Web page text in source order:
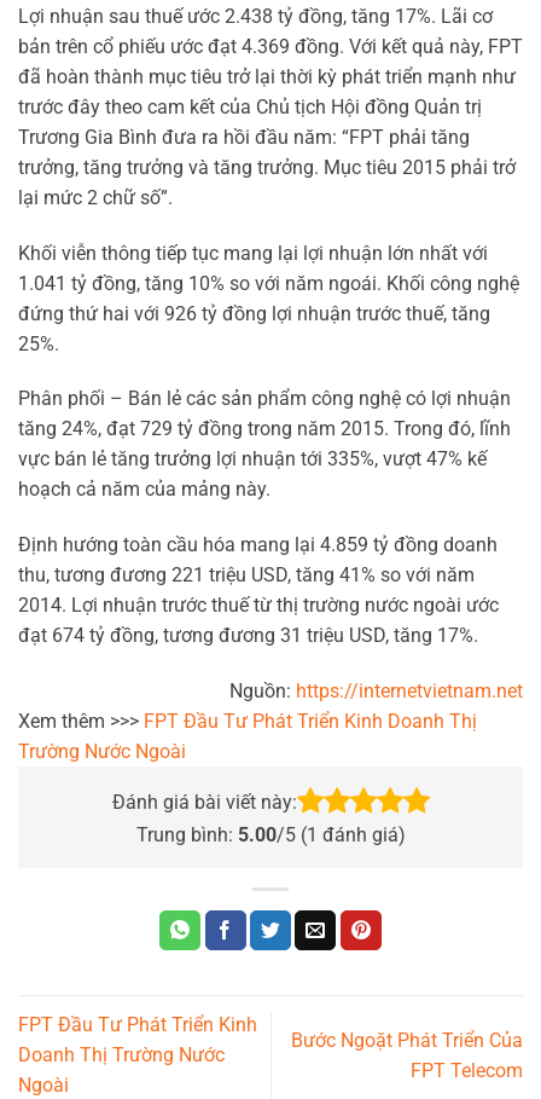
Lợi nhuận sau thuế ước 2.438 tỷ đồng, tăng 17%. Lãi cơ
bản trên cổ phiếu ước đạt 4.369 đồng. Với kết quả này, FPT
đã hoàn thành mục tiêu trở lại thời kỳ phát triển mạnh như
trước đây theo cam kết của Chủ tịch Hội đồng Quản trị
Trương Gia Bình đưa ra hồi đầu năm: “FPT phải tăng
trưởng, tăng trưởng và tăng trưởng. Mục tiêu 2015 phải trở
lại mức 2 chữ số”.
Khối viễn thông tiếp tục mang lại lợi nhuận lớn nhất với
1.041 tỷ đồng, tăng 10% so với năm ngoái. Khối công nghệ
đứng thứ hai với 926 tỷ đồng lợi nhuận trước thuế, tăng
25%.
Phân phối – Bán lẻ các sản phẩm công nghệ có lợi nhuận
tăng 24%, đạt 729 tỷ đồng trong năm 2015. Trong đó, lĩnh
vực bán lẻ tăng trưởng lợi nhuận tới 335%, vượt 47% kế
hoạch cả năm của mảng này.
Định hướng toàn cầu hóa mang lại 4.859 tỷ đồng doanh
thu, tương đương 221 triệu USD, tăng 41% so với năm
2014. Lợi nhuận trước thuế từ thị trường nước ngoài ước
đạt 674 tỷ đồng, tương đương 31 triệu USD, tăng 17%.
Nguồn: https://internetvietnam.net
Xem thêm >>> FPT Đầu Tư Phát Triển Kinh Doanh Thị
Trường Nước Ngoài
Đánh giá bài viết này:
Trung bình: 5.00/5 (1 đánh giá)
FPT Đầu Tư Phát Triển Kinh
Doanh Thị Trường Nước
Ngoài
Bước Ngoặt Phát Triển Của
FPT Telecom